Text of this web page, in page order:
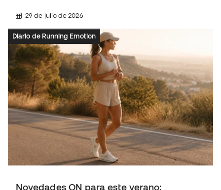
29 de julio de 2026
Diario de Running Emotion
Novedades ON para este verano: